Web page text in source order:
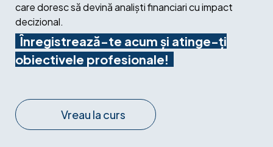
care doresc să devină analiști financiari cu impact
decizional.
Înregistrează-te acum și atinge-ți
obiectivele profesionale!
Vreau la curs